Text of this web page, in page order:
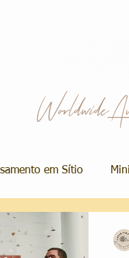
Worldwide
em Sítio
Álbum de Casamento